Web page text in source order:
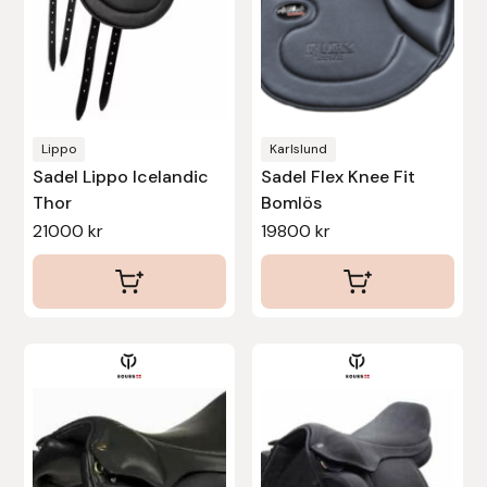
Lippo
Sadel Lippo Icelandic
Thor
21000kr
alternativen
kan
produktsidan
Karlslund
Sadel Flex Knee Fit
Bomlös
19800 kr
alternativen
kan
väljas
produktsidan
produkten
har
produkten
har
Stina Helmersson Bokförlag
Suedwind
Tear-Aid
Tekna
Tidningen Ridsport Island
TöltSaga
Trikem
Tunahaken